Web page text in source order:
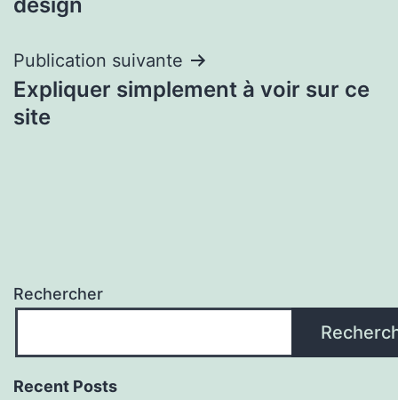
Publication suivante
Expliquer simplement à voir sur ce
site
Rechercher
Recent Posts